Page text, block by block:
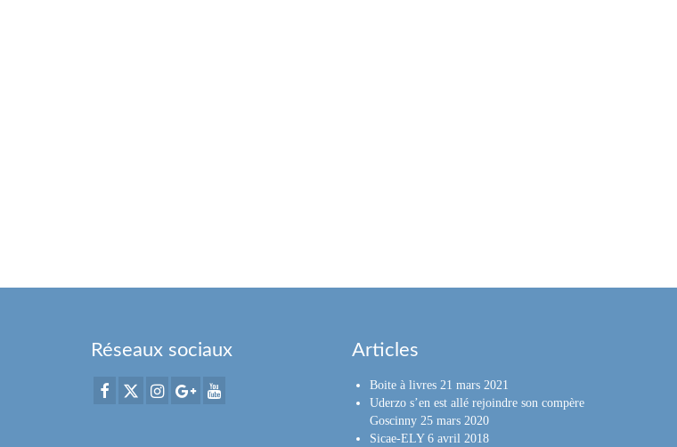
Réseaux sociaux Articles
Boite à livres 21 mars 2021
Uderzo s’en est allé rejoindre son compère
Goscinny 25 mars 2020
Sicae-ELY 6 avril 2018